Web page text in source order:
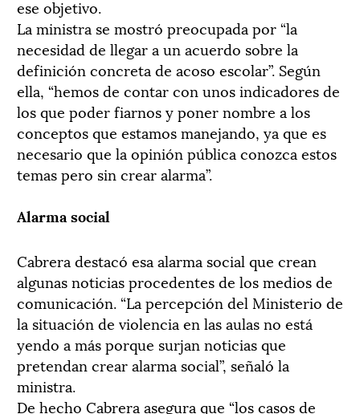
ese objetivo.
La ministra se mostró preocupada por “la
necesidad de llegar a un acuerdo sobre la
definición concreta de acoso escolar”. Según
ella, “hemos de contar con unos indicadores de
los que poder fiarnos y poner nombre a los
conceptos que estamos manejando, ya que es
necesario que la opinión pública conozca estos
temas pero sin crear alarma”.
Alarma social
Cabrera destacó esa alarma social que crean
algunas noticias procedentes de los medios de
comunicación. “La percepción del Ministerio de
la situación de violencia en las aulas no está
yendo a más porque surjan noticias que
pretendan crear alarma social”, señaló la
ministra.
De hecho Cabrera asegura que “los casos de